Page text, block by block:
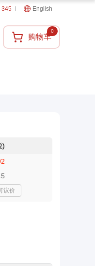
345 English
购物车
0
)
议价